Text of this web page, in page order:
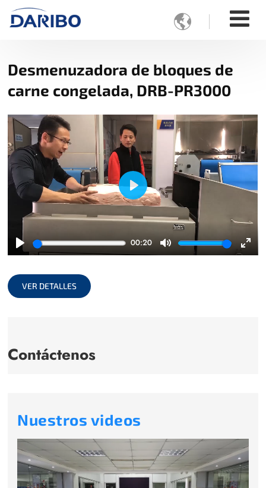

Desmenuzadora de bloques de
carne congelada, DRB-PR3000
Play
00:20
Mute
Play
VER DETALLES
Contáctenos
Nuestros videos